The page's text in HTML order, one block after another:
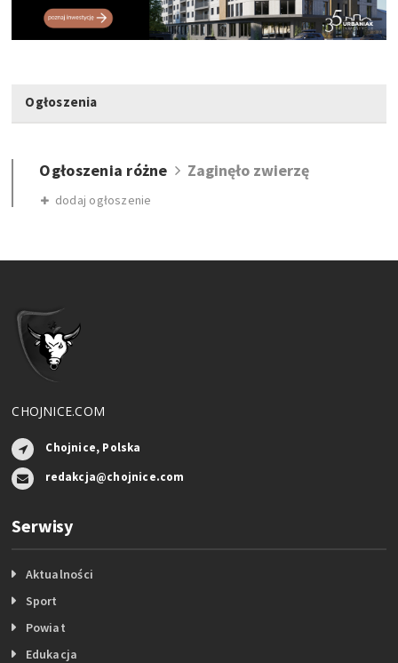
Ogłoszenia
Ogłoszenia różne Zaginęło zwierzę
dodaj ogłoszenie
CHOJNICE.COM
Chojnice, Polska
redakcja@chojnice.com
Serwisy
Aktualności
Sport
Powiat
Edukacja